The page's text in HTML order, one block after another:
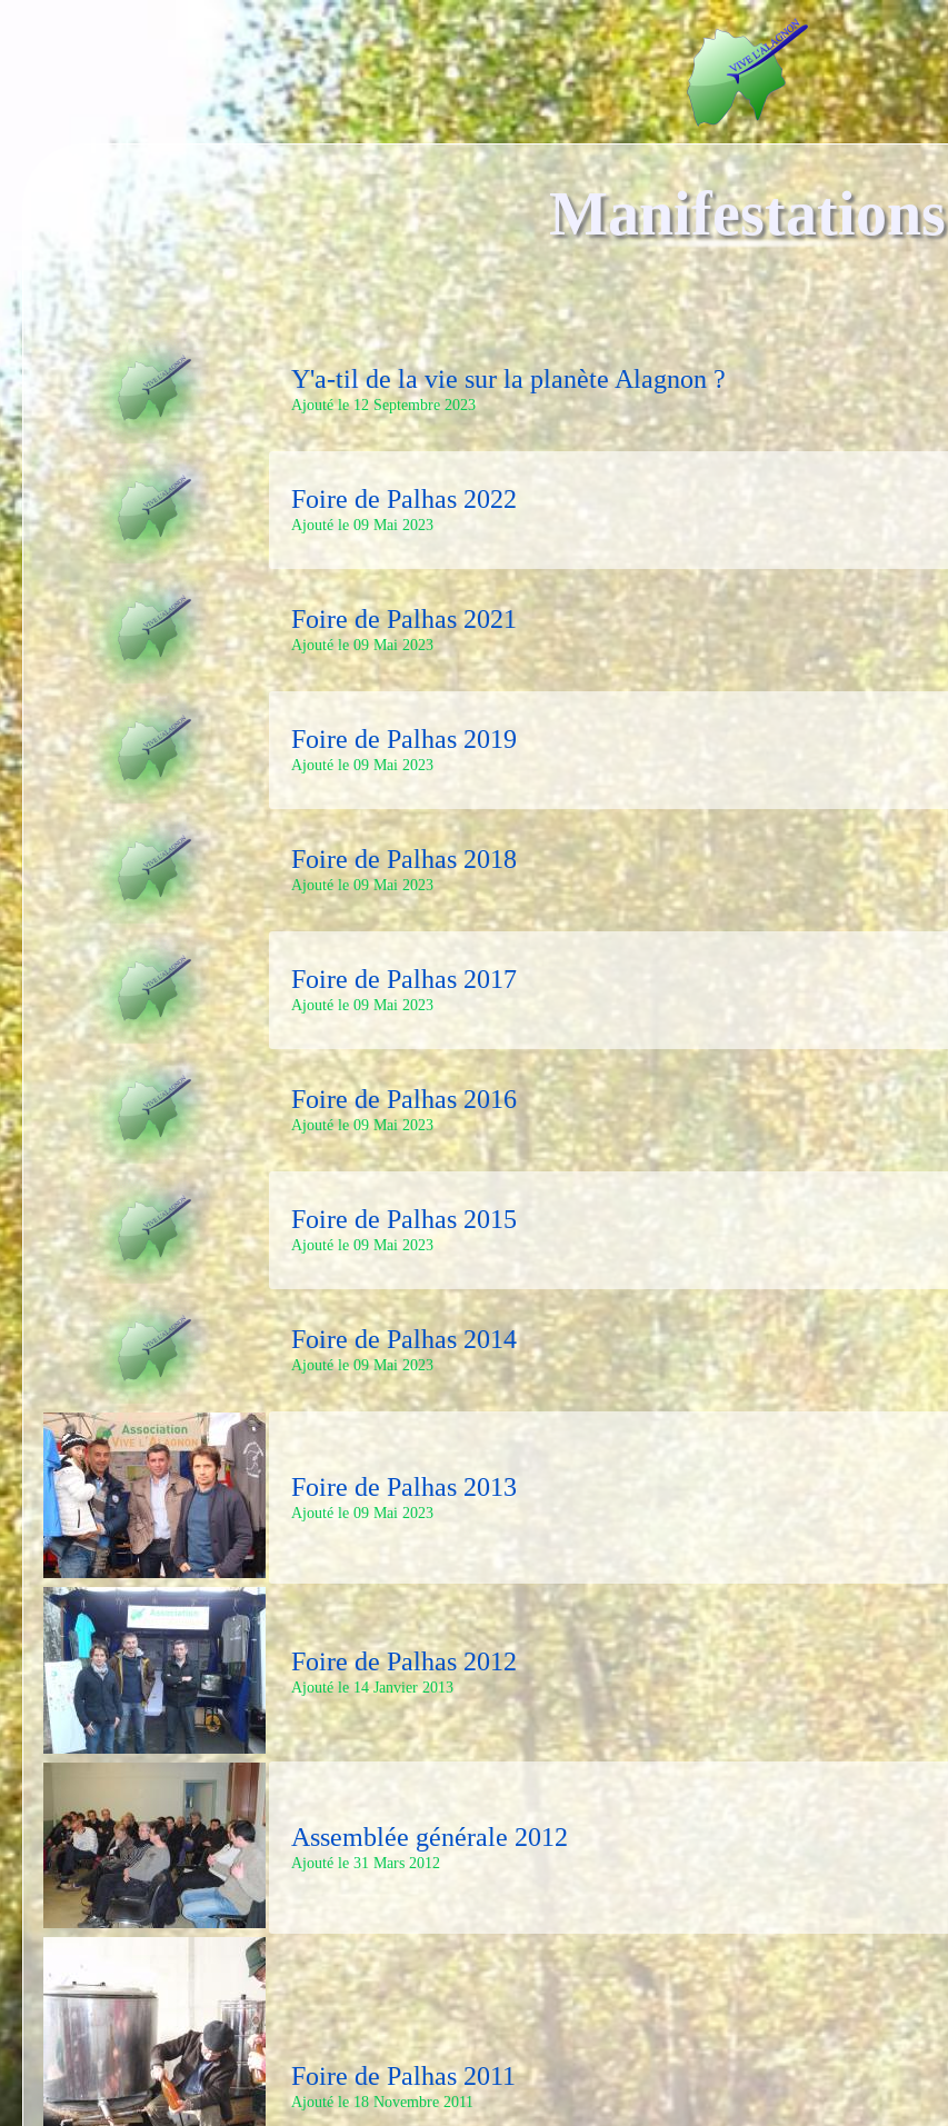
Manifestations
Y'a-til de la vie sur la planète Alagnon ?
Ajouté le 12 Septembre 2023
Foire de Palhas 2022
Ajouté le 09 Mai 2023
Foire de Palhas 2021
Ajouté le 09 Mai 2023
Foire de Palhas 2019
Ajouté le 09 Mai 2023
Foire de Palhas 2018
Ajouté le 09 Mai 2023
Foire de Palhas 2017
Ajouté le 09 Mai 2023
Foire de Palhas 2016
Ajouté le 09 Mai 2023
Foire de Palhas 2015
Ajouté le 09 Mai 2023
Foire de Palhas 2014
Ajouté le 09 Mai 2023
Foire de Palhas 2013
Ajouté le 09 Mai 2023
Foire de Palhas 2012
Ajouté le 14 Janvier 2013
Assemblée générale 2012
Ajouté le 31 Mars 2012
Foire de Palhas 2011
Ajouté le 18 Novembre 2011